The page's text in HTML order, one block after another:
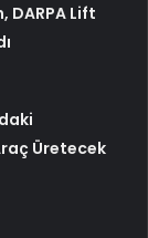
DARPA Lift
Üretecek